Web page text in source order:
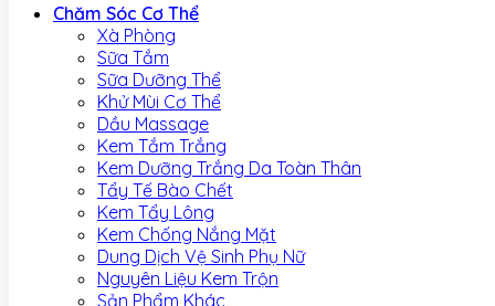
Chăm Sóc Cơ Thể
Xà Phòng
Sữa Tắm
Sữa Dưỡng Thể
Khử Mùi Cơ Thể
Dầu Massage
Kem Tắm Trắng
Kem Dưỡng Trắng Da Toàn Thân
Tẩy Tế Bào Chết
Kem Tẩy Lông
Kem Chống Nắng Mặt
Dung Dịch Vệ Sinh Phụ Nữ
Nguyên Liệu Kem Trộn
Sản Phẩm Khác